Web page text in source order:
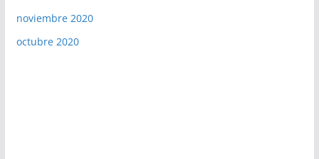
noviembre 2020
octubre 2020